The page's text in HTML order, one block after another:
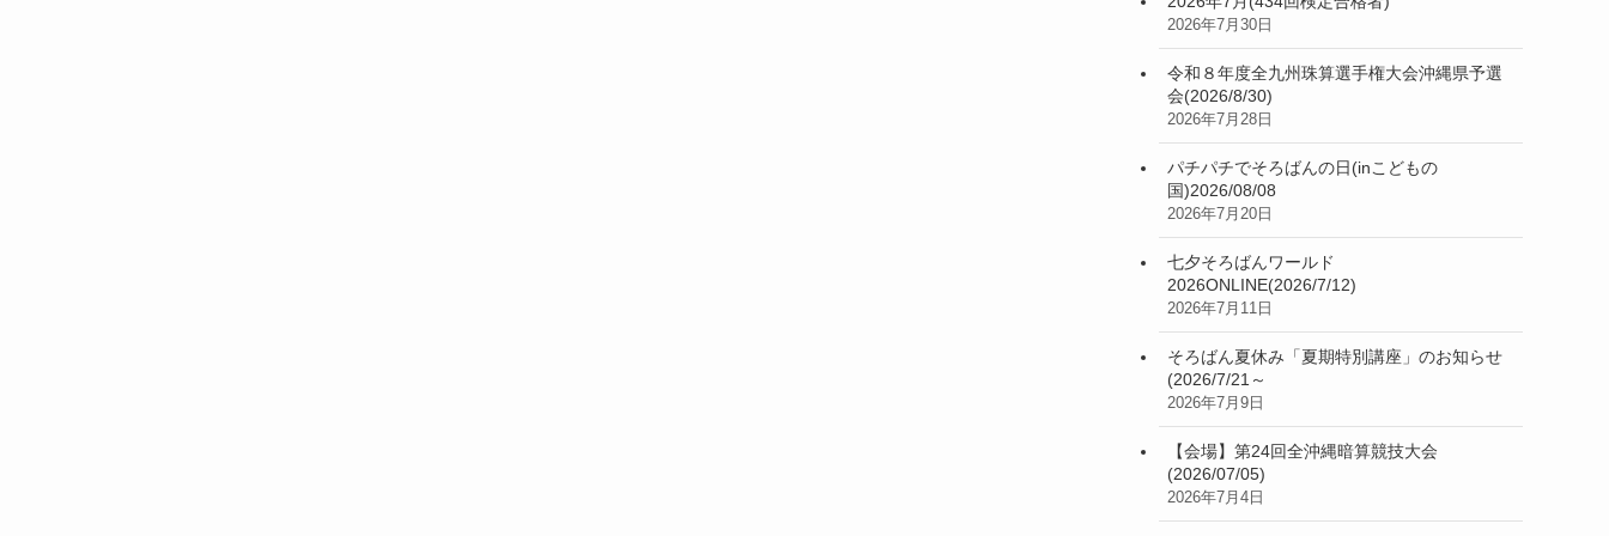
2026年7月30日
令和８年度全九州珠算選手権大会沖縄県予選
会(2026/8/30)
2026年7月28日
パチパチでそろばんの日(inこどもの
国)2026/08/08
2026年7月20日
七夕そろばんワールド
2026ONLINE(2026/7/12)
2026年7月11日
そろばん夏休み「夏期特別講座」のお知らせ
(2026/7/21～
2026年7月9日
【会場】第24回全沖縄暗算競技大会
(2026/07/05)
2026年7月4日